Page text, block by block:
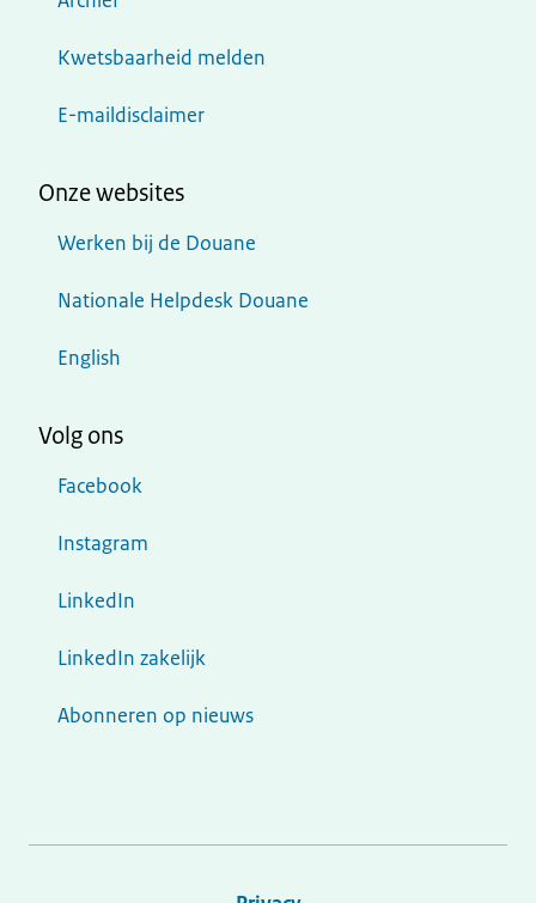
Kwetsbaarheid melden
E-maildisclaimer
Onze websites
Werken bij de Douane
Nationale Helpdesk Douane
English
Volg ons
Facebook
Instagram
LinkedIn
LinkedIn zakelijk
Abonneren op nieuws